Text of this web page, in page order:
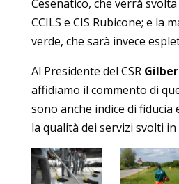
Cesenatico, che verrà
CCILS e CIS Rubicone; e la
verde, che sarà invece
Al Presidente del CSR
affidiamo il commento di
sono anche indice di fiducia
la qualità dei servizi svolti in